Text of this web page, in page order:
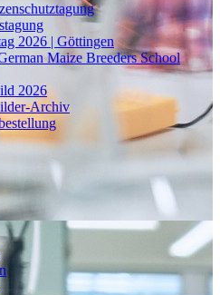
2026 | Göttingen
Maize Breeders School
2026
Archiv